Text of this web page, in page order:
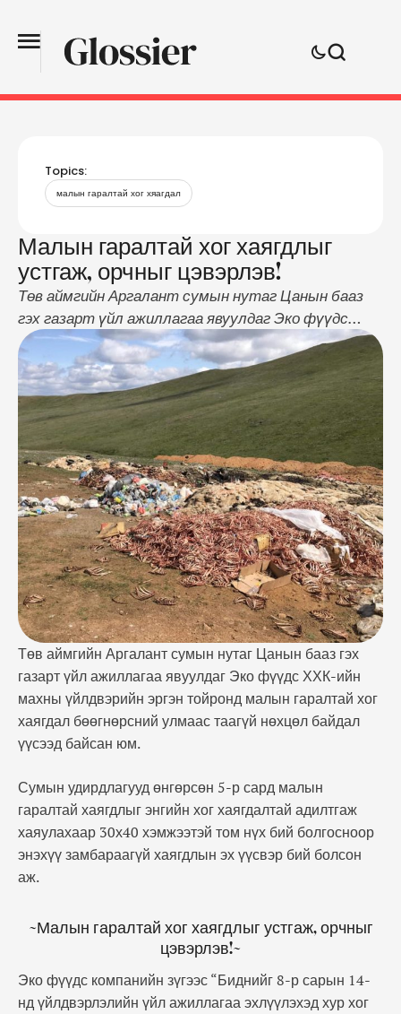
Topics:
малын гаралтай хог хяагдал
Малын гаралтай хог хаягдлыг
устгаж, орчныг цэвэрлэв!
Төв аймгийн Аргалант сумын нутаг Цанын бааз
гэх газарт үйл ажиллагаа явуулдаг Эко фүүдс
ХХК-ийн махны үйлдвэрийн эргэн тойронд малын
гаралтай хог хаягдал бөөгнөрсний улмаас таагүй
нөхцөл байдал үүсээд байсан юм. Сумын
удирдлагууд өнгөрсөн 5-р сард малын гаралтай
хаягдлыг энгийн хог хаягдалтай адилтгаж
хаяулахаар 30х40 хэмжээтэй том нүх бий
болгосноор энэхүү замбараагүй хаягдлын эх
үүсвэр …
Төв аймгийн Аргалант сумын нутаг Цанын бааз гэх
газарт үйл ажиллагаа явуулдаг Эко фүүдс ХХК-ийн
махны үйлдвэрийн эргэн тойронд малын гаралтай хог
хаягдал бөөгнөрсний улмаас таагүй нөхцөл байдал
үүсээд байсан юм.
Сумын удирдлагууд өнгөрсөн 5-р сард малын
гаралтай хаягдлыг энгийн хог хаягдалтай адилтгаж
хаяулахаар 30х40 хэмжээтэй том нүх бий болгосноор
энэхүү замбараагүй хаягдлын эх үүсвэр бий болсон
аж.
~Малын гаралтай хог хаягдлыг устгаж, орчныг
цэвэрлэв!~
Эко фүүдс компанийн зүгээс “Биднийг 8-р сарын 14-
нд үйлдвэрлэлийн үйл ажиллагаа эхлүүлэхэд хур хог